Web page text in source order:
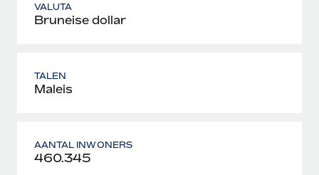
VALUTA
Bruneise dollar
TALEN
Maleis
AANTAL INWONERS
460.345